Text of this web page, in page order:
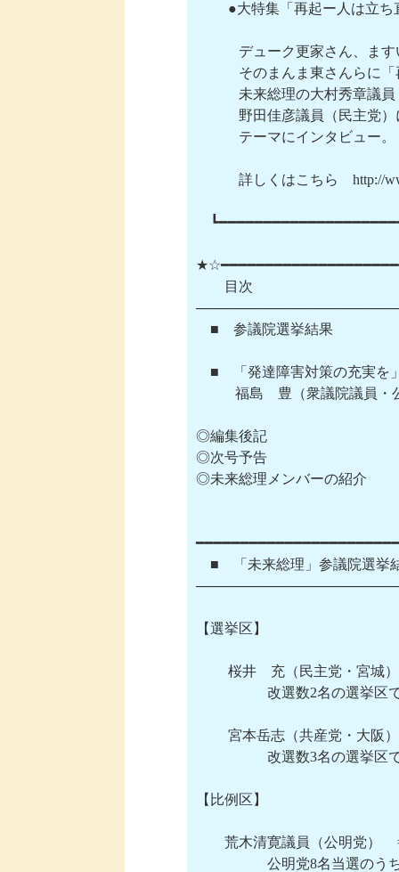
●大特集「再起ー人は立ち
デューク更家さん、ますい
そのまんま東さんらに「再
未来総理の大村秀章議員（
野田佳彦議員（民主党）に
テーマにインタビュー。
詳しくはこちら　http://
目次
■　参議院選挙結果
■　「発達障害対策の充実を
　　 福島　豊（衆議院議員
◎編集後記
◎次号予告
◎未来総理メンバーの紹介
■　「未来総理」参議院選挙
【選挙区】
桜井　充（民主党・宮城
改選数2名の選挙区で2
宮本岳志（共産党・大阪
改選数3名の選挙区で5
【比例区】
荒木清寛議員（公明党）
公明党8名当選のうちの４